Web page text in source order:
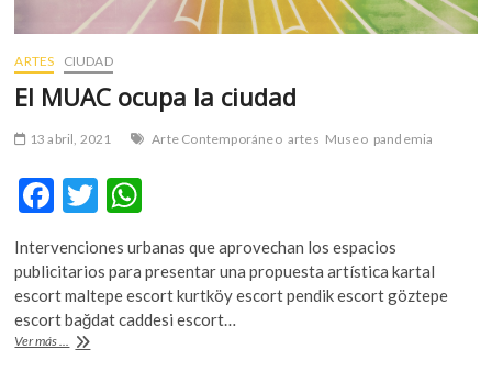
ARTES CIUDAD
El MUAC ocupa la ciudad
13 abril, 2021 Arte Contemporáneo artes Museo pandemia
F
ac
e
b
o
T
itt
er
h
at
s
A
Intervenciones urbanas que aprovechan los espacios
publicitarios para presentar una propuesta artística kartal
escort maltepe escort kurtköy escort pendik escort göztepe
escort bağdat caddesi escort…
Ver más ...
El